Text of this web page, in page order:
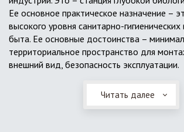
Ее основное практическое назначение –
высокого уровня санитарно-
быта. Ее основные достоинства –
территориальное пространство для
внешний вид, безопасность эксплуатации.
Читать далее